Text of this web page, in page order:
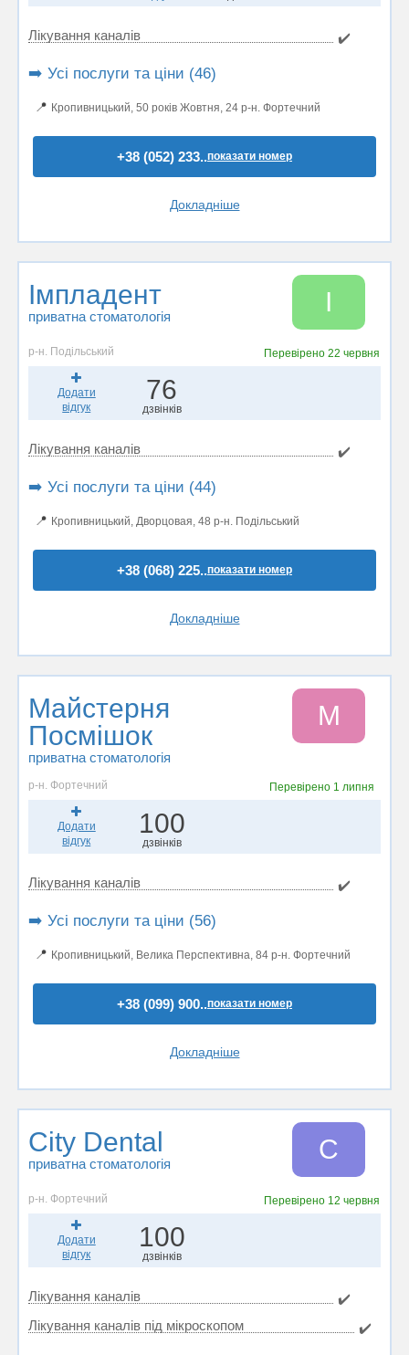
Лікування каналів ✔️
➡️ Усі послуги та ціни (46)
📍 Кропивницький, 50 років Жовтня, 24 р-н. Фортечний
+38 (052) 233..показати номер
Докладніше
Імпладент
приватна стоматологія І
р-н. Подільський Перевірено22 червня
Додати
відгук
76
дзвінків
Лікування каналів ✔️
➡️ Усі послуги та ціни (44)
📍 Кропивницький, Дворцовая, 48 р-н. Подільський
+38 (068) 225..показати номер
Докладніше
Майстерня
Посмішок
приватна стоматологія
М
р-н. Фортечний Перевірено 1 липня
Додати
відгук
100
дзвінків
Лікування каналів ✔️
➡️ Усі послуги та ціни (56)
📍 Кропивницький, Велика Перспективна, 84 р-н. Фортечний
+38 (099) 900..показати номер
Докладніше
City Dental
приватна стоматологія C
р-н. Фортечний Перевірено 12 червня
Додати
відгук
100
дзвінків
Лікування каналів
✔️
Лікування каналів під мікроскопом
✔️